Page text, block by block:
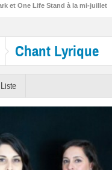
Life Stand à la mi-juillet
Stone”
Chant Lyrique
Liste